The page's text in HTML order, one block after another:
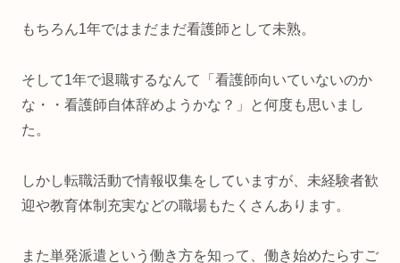
もちろん1年ではまだまだ看護師として未熟。
そして1年で退職するなんて「看護師向いていないのか
な・・看護師自体辞めようかな？」と何度も思いまし
た。
しかし転職活動で情報収集をしていますが、未経験者歓
迎や教育体制充実などの職場もたくさんあります。
また単発派遣という働き方を知って、働き始めたらすご